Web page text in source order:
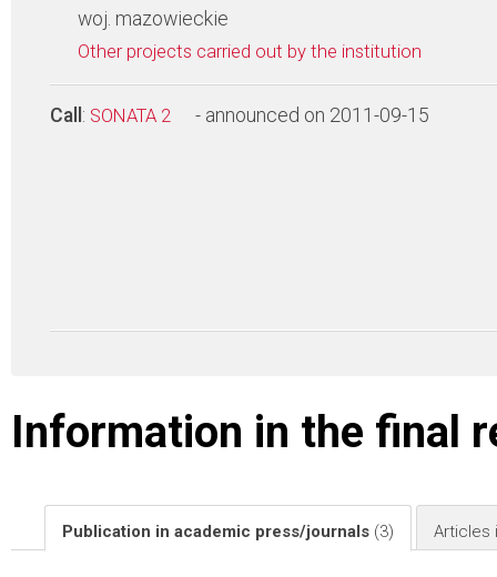
woj. mazowieckie
Other projects carried out by the institution
Call : SONATA 2 - announced on 2011-09-15
Information in the final
Publication in academic press/journals (3) Articles